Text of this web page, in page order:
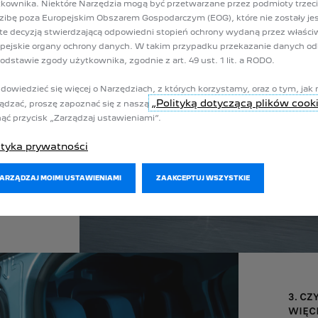
elektrycznej i zasięgu są zgodne z protokołem badania WLTP
dnia.
3.
Niektóre Narzędzia mogą być przetwarzane przez podmioty
poza Europejskim Obszarem Gospodarczym (EOG), które nie zostały
decyzją stwierdzającą odpowiedni stopień ochrony wydaną przez
organy ochrony danych. W takim przypadku przekazanie danych
zgody użytkownika, zgodnie z art. 49 ust. 1 lit. a RODO.
się więcej o Narzędziach, z których korzystamy, oraz o tym, jak
proszę zapoznać się z naszą „Polityką dotyczącą plików
przycisk „Zarządzaj ustawieniami”.
prywatności
ZARZĄDZAJ MOIMI USTAWIENIAMI ZAAKCEPTUJ WSZYSTKIE